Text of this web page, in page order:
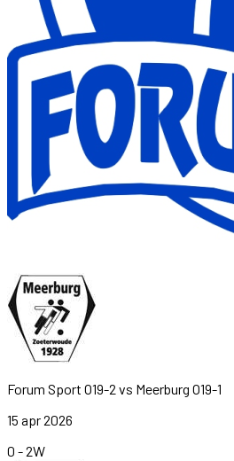
Forum Sport O19-2 vs Meerburg O19-1
15 apr 2026
0 -2W